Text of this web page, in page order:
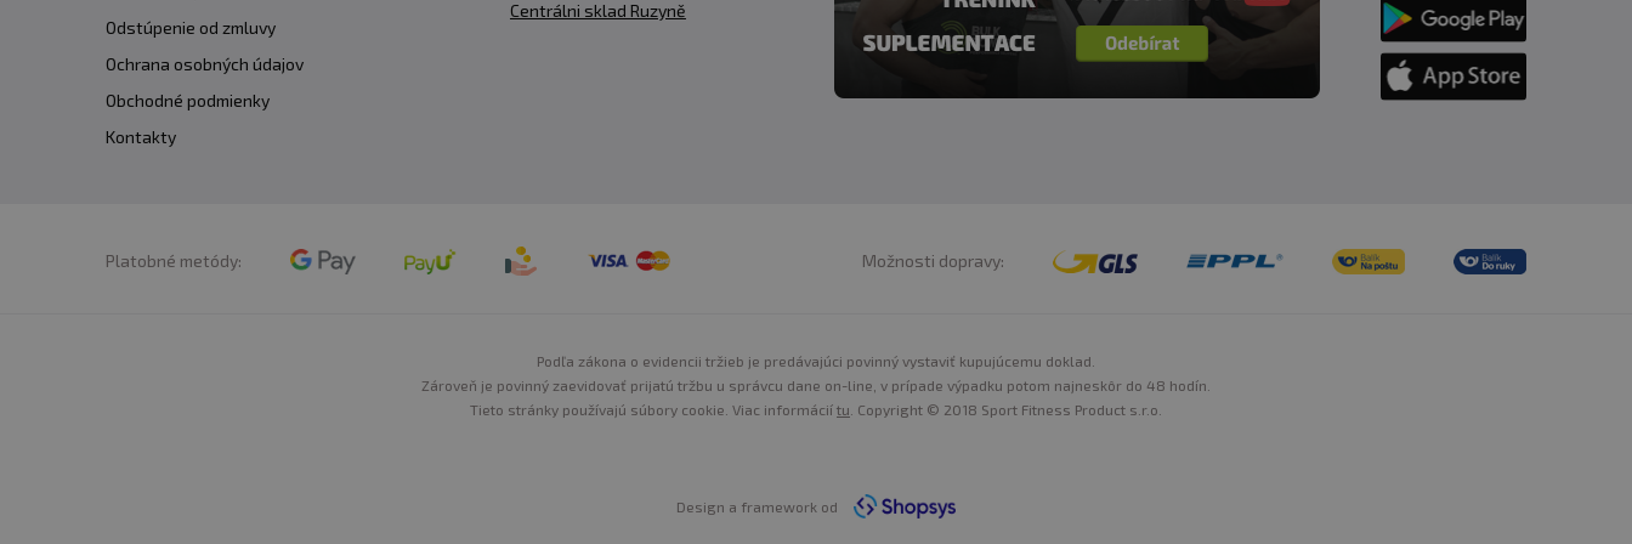
Upozornenie
Odstúpenie od zmluvy
Ochrana osobných údajov
Obchodné podmienky
Kontakty
Centrálni sklad Ruzyně
Platobné metódy: Možnosti dopravy:
Podľa zákona o evidencii tržieb je predávajúci povinný vystaviť kupujúcemu doklad.
Zároveň je povinný zaevidovať prijatú tržbu u správcu dane on-line, v prípade výpadku potom najneskôr do 48 hodín.
Tieto stránky používajú súbory cookie. Viac informácií tu . Copyright © 2018 Sport Fitness Product s.r.o.
Design a framework od